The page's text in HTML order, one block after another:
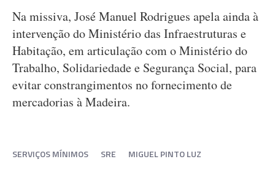
Na missiva, José Manuel Rodrigues apela ainda à
intervenção do Ministério das Infraestruturas e
Habitação, em articulação com o Ministério do
Trabalho, Solidariedade e Segurança Social, para
evitar constrangimentos no fornecimento de
mercadorias à Madeira.
SERVIÇOS MÍNIMOS SRE
MIGUEL PINTO LUZ